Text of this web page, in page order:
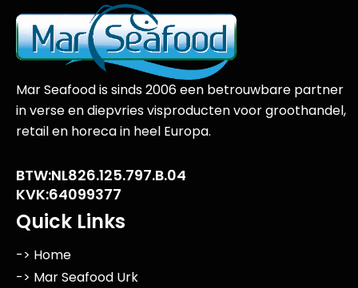
Mar Seafood is sinds 2006 een betrouwbare partner
in verse en diepvries visproducten voor groothandel,
retail en horeca in heel Europa.
BTW:NL826.125.797.B.04
KVK:64099377
Quick Links
-> Home
-> Mar Seafood Urk